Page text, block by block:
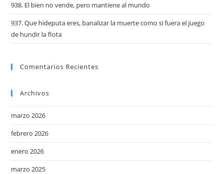
938. El bien no vende, pero mantiene al mundo
937. Que hideputa eres, banalizar la muerte como si fuera el juego
de hundir la flota
Comentarios Recientes
Archivos
marzo 2026
febrero 2026
enero 2026
marzo 2025